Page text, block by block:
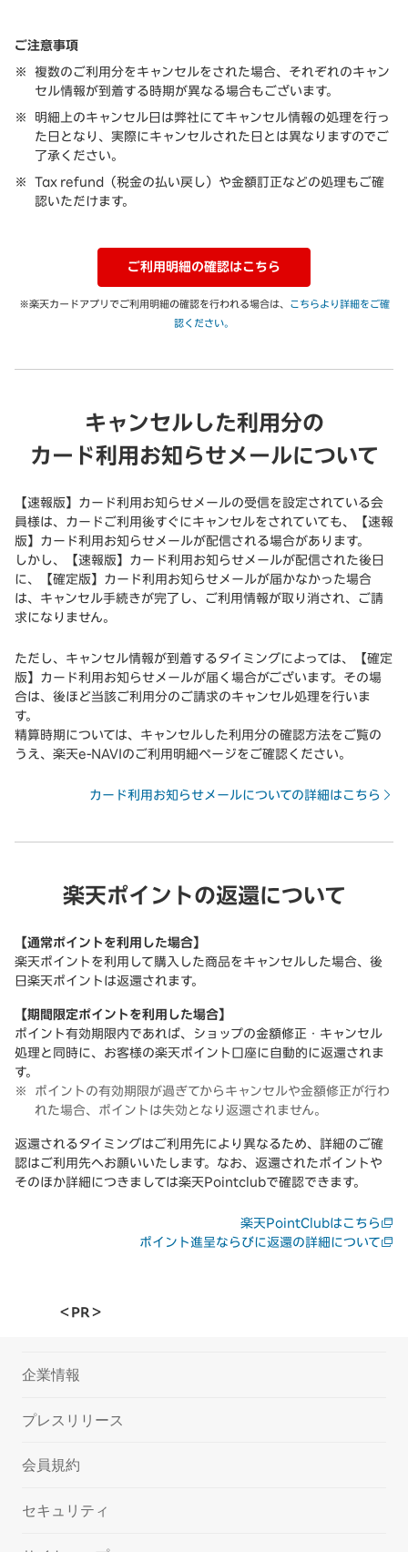
ご注意事項
複数のご利用分をキャンセルをされた場合、それぞれのキャン
セル情報が到着する時期が異なる場合もございます。
明細上のキャンセル日は弊社にてキャンセル情報の処理を行っ
た日となり、実際にキャンセルされた日とは異なりますのでご
了承ください。
Tax refund（税金の払い戻し）や金額訂正などの処理もご確
認いただけます。
ご利用明細の確認はこちら
※楽天カードアプリでご利用明細の確認を行われる場合は、
こちらより詳細をご確
認ください。
キャンセルした利用分の
カード利用お知らせメールについて
【速報版】カード利用お知らせメールの受信を設定されている会
員様は、カードご利用後すぐにキャンセルをされていても、【速報
版】カード利用お知らせメールが配信される場合があります。
しかし、【速報版】カード利用お知らせメールが配信された後日
に、【確定版】カード利用お知らせメールが届かなかった場合
は、キャンセル手続きが完了し、ご利用情報が取り消され、ご請
求になりません。
ただし、キャンセル情報が到着するタイミングによっては、【確定
版】カード利用お知らせメールが届く場合がございます。その場
合は、後ほど当該ご利用分のご請求のキャンセル処理を行いま
す。
精算時期については、キャンセルした利用分の確認方法をご覧の
うえ、楽天e-NAVIのご利用明細ページをご確認ください。
カード利用お知らせメールについての詳細はこちら
楽天ポイントの返還について
【通常ポイントを利用した場合】
楽天ポイントを利用して購入した商品をキャンセルした場合、後
日楽天ポイントは返還されます。
【期間限定ポイントを利用した場合】
ポイント有効期限内であれば、ショップの金額修正・キャンセル
処理と同時に、お客様の楽天ポイント口座に自動的に返還されま
す。
ポイントの有効期限が過ぎてからキャンセルや金額修正が行わ
れた場合、ポイントは失効となり返還されません。
返還されるタイミングはご利用先により異なるため、詳細のご確
認はご利用先へお願いいたします。なお、返還されたポイントや
そのほか詳細につきましては楽天Pointclubで確認できます。
楽天PointClubはこちら
ポイント進呈ならびに返還の詳細について
＜PR＞
企業情報
プレスリリース
会員規約
セキュリティ